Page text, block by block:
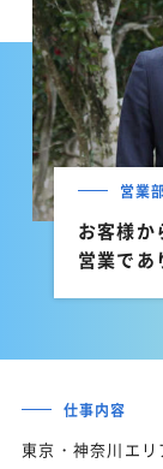
営業
お客様か
営業であ
仕事内容
東京・神奈川エ